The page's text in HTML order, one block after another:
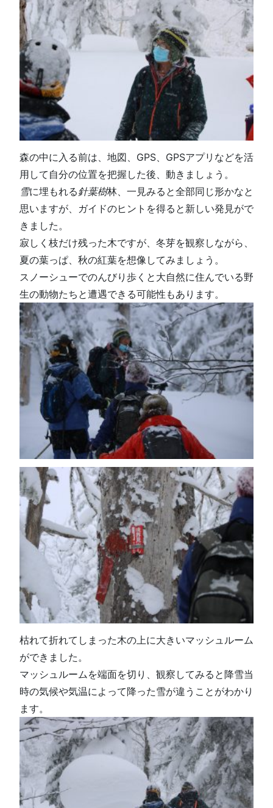
森の中に入る前は、地図、GPS、GPSアプリなどを活
用して自分の位置を把握した後、動きましょう。
雪に埋もれる針葉樹林、一見みると全部同じ形かなと
思いますが、ガイドのヒントを得ると新しい発見がで
きました。
寂しく枝だけ残った木ですが、冬芽を観察しながら、
夏の葉っぱ、秋の紅葉を想像してみましょう。
スノーシューでのんびり歩くと大自然に住んでいる野
生の動物たちと遭遇できる可能性もあります。
枯れて折れてしまった木の上に大きいマッシュルーム
ができました。
マッシュルームを端面を切り、観察してみると降雪当
時の気候や気温によって降った雪が違うことがわかり
ます。